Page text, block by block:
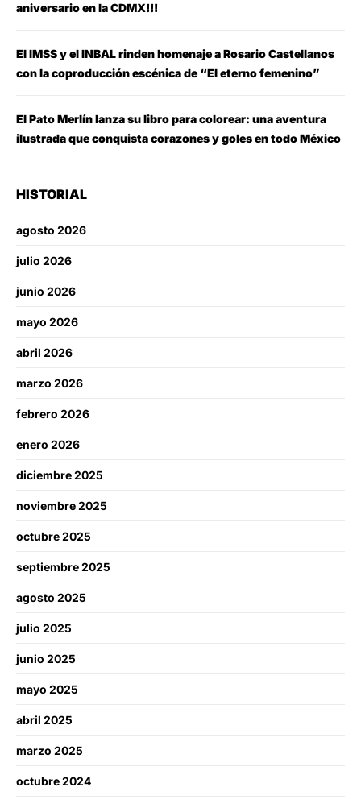
aniversario en la CDMX!!!
El IMSS y el INBAL rinden homenaje a Rosario Castellanos
con la coproducción escénica de “El eterno femenino”
El Pato Merlín lanza su libro para colorear: una aventura
ilustrada que conquista corazones y goles en todo México
HISTORIAL
agosto 2026
julio 2026
junio 2026
mayo 2026
abril 2026
marzo 2026
febrero 2026
enero 2026
diciembre 2025
noviembre 2025
octubre 2025
septiembre 2025
agosto 2025
julio 2025
junio 2025
mayo 2025
abril 2025
marzo 2025
octubre 2024